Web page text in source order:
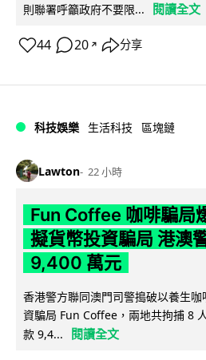
則聯署呼籲政府不要限...
閱讀全文
44 20 ↗ 分享
科技娛樂 生活科技 區塊鏈
Lawton 22 小時
Fun Coffee 咖啡騙局
擬貨幣投資騙局 港澳
9,400 萬元
香港警方聯同澳門司警搗破以養生
資騙局 Fun Coffee，兩地共拘捕 8
款 9,4...
閱讀全文